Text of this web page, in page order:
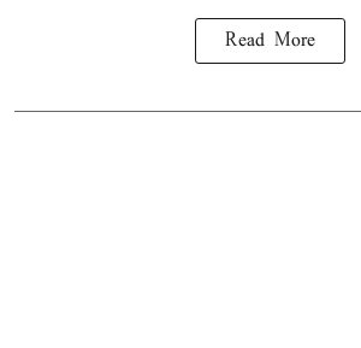
Read More